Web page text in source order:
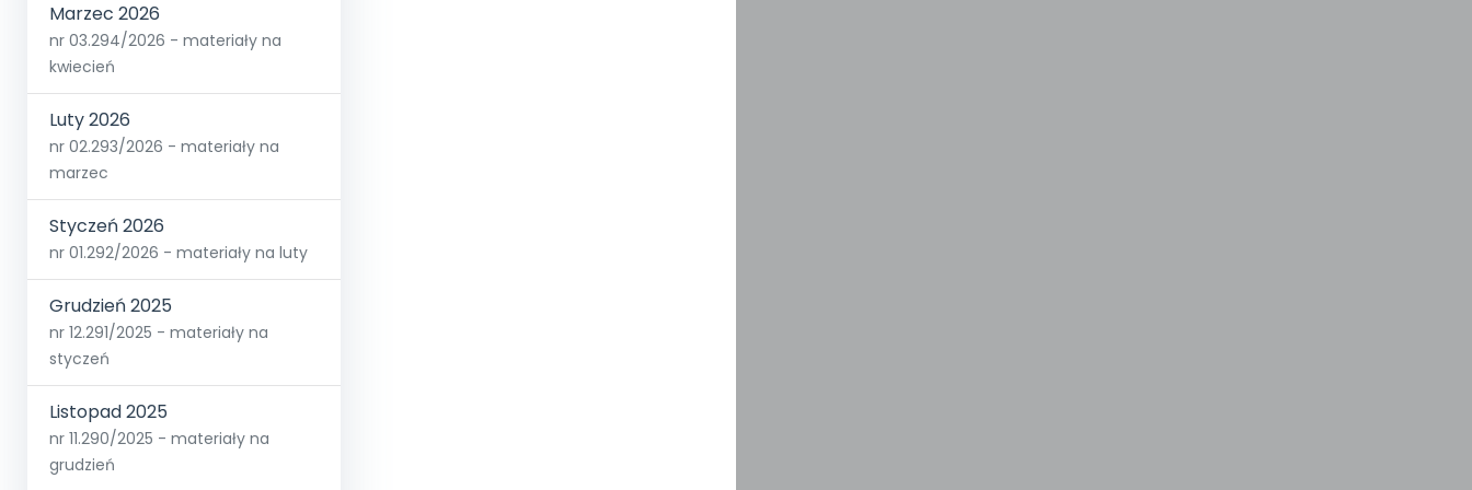
Marzec 2026
nr 03.294/2026 - materiały na
kwiecień
Luty 2026
nr 02.293/2026 - materiały na
marzec
Styczeń 2026
nr 01.292/2026 - materiały na luty
Grudzień 2025
nr 12.291/2025 - materiały na
styczeń
Listopad 2025
nr 11.290/2025 - materiały na
grudzień